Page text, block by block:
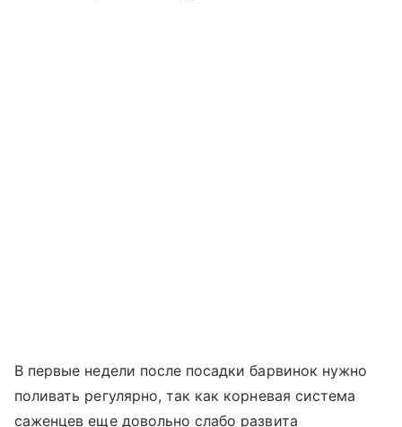
В первые недели после посадки барвинок нужно
поливать регулярно, так как корневая система
саженцев еще довольно слабо развита